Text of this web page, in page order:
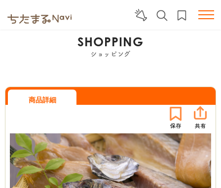
SHOPPING
ショッピング
商品詳細